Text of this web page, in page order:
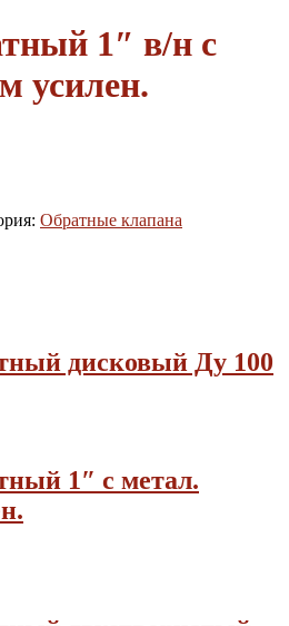
1″ в/н с
усилен.
Обратные клапана
дисковый Ду 100
1″ с метал.